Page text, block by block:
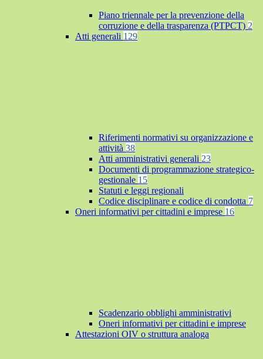
Piano triennale per la prevenzione della
corruzione e della trasparenza (PTPCT) 2
Atti generali 129
Riferimenti normativi su organizzazione e
attività 38
Atti amministrativi generali 23
Documenti di programmazione strategico-
gestionale 15
Statuti e leggi regionali
Codice disciplinare e codice di condotta 7
Oneri informativi per cittadini e imprese 16
Scadenzario obblighi amministrativi
Oneri informativi per cittadini e imprese
Attestazioni OIV o struttura analoga